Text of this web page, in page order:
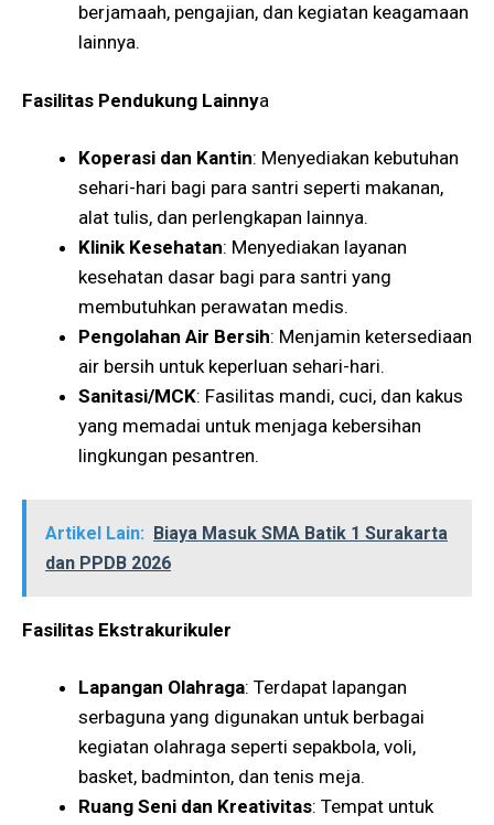
berjamaah, pengajian, dan kegiatan keagamaan
lainnya​​.
Fasilitas Pendukung Lainnya
Koperasi dan Kantin: Menyediakan kebutuhan
sehari-hari bagi para santri seperti makanan,
alat tulis, dan perlengkapan lainnya.
Klinik Kesehatan: Menyediakan layanan
kesehatan dasar bagi para santri yang
membutuhkan perawatan medis.
Pengolahan Air Bersih: Menjamin ketersediaan
air bersih untuk keperluan sehari-hari.
Sanitasi/MCK: Fasilitas mandi, cuci, dan kakus
yang memadai untuk menjaga kebersihan
lingkungan pesantren​​.
Artikel Lain: Biaya Masuk SMA Batik 1 Surakarta
dan PPDB 2026
Fasilitas Ekstrakurikuler
Lapangan Olahraga: Terdapat lapangan
serbaguna yang digunakan untuk berbagai
kegiatan olahraga seperti sepakbola, voli,
basket, badminton, dan tenis meja.
Ruang Seni dan Kreativitas: Tempat untuk